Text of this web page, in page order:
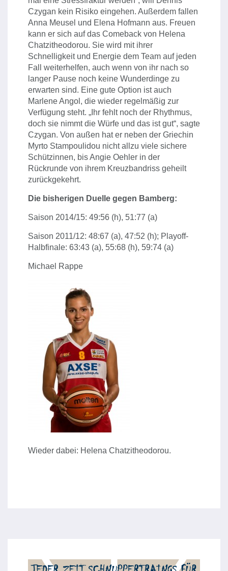
Czygan kein Risiko eingehen. Außerdem fallen
Anna Meusel und Elena Hofmann aus. Freuen
kann er sich auf das Comeback von Helena
Chatzitheodorou. Sie wird mit ihrer
Schnelligkeit und Energie dem Team auf jeden
Fall weiterhelfen, auch wenn von ihr nach so
langer Pause noch keine Wunderdinge zu
erwarten sind. Eine gute Option ist auch
Marlene Angol, die wieder regelmäßig zur
Verfügung steht. „Ihr fehlt noch der Rhythmus,
doch sie nimmt die Würfe und das ist gut“, sagte
Czygan. Von außen hat er neben der Griechin
Myrto Stampoulidou nicht allzu viele sichere
Schützinnen, bis Angie Oehler in der
Rückrunde von ihrem Kreuzbandriss geheilt
zurückgekehrt.
Die bisherigen Duelle gegen Bamberg:
Saison 2014/15: 49:56 (h), 51:77 (a)
Saison 2011/12: 48:67 (a), 47:52 (h); Playoff-
Halbfinale: 63:43 (a), 55:68 (h), 59:74 (a)
Michael Rappe
Wieder dabei: Helena Chatzitheodorou.